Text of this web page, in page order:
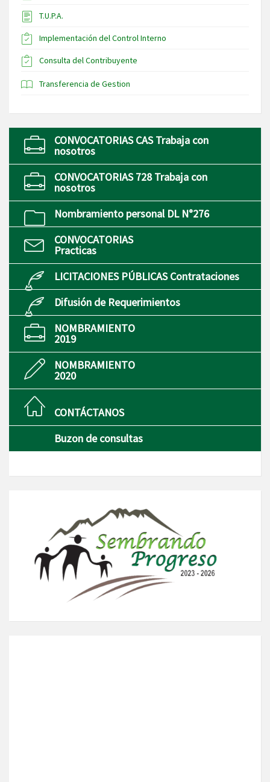
T.U.P.A.
Implementación del Control Interno
Consulta del Contribuyente
Transferencia de Gestion
CONVOCATORIAS CAS Trabaja con
nosotros
CONVOCATORIAS 728 Trabaja con
nosotros
Nombramiento personal DL N°276
CONVOCATORIAS
Practicas
LICITACIONES PÚBLICAS Contrataciones
Difusión de Requerimientos
NOMBRAMIENTO
2019
NOMBRAMIENTO
2020
CONTÁCTANOS
Buzon de consultas